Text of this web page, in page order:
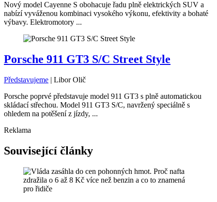
Nový model Cayenne S obohacuje řadu plně elektrických SUV a
nabízí vyváženou kombinaci vysokého výkonu, efektivity a bohaté
výbavy. Elektromotory ...
Porsche 911 GT3 S/C Street Style
Představujeme | Libor Olič
Porsche poprvé představuje model 911 GT3 s plně automatickou
skládací střechou. Model 911 GT3 S/C, navržený speciálně s
ohledem na potěšení z jízdy, ...
Reklama
Související články